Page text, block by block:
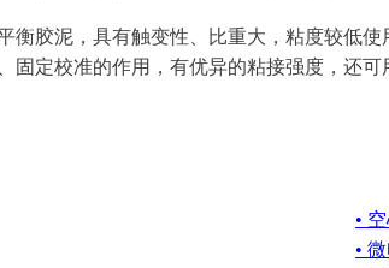
胶泥，具有触变性、比重大，粘度较低
定校准的作用，有优异的粘接强度，还
•
•